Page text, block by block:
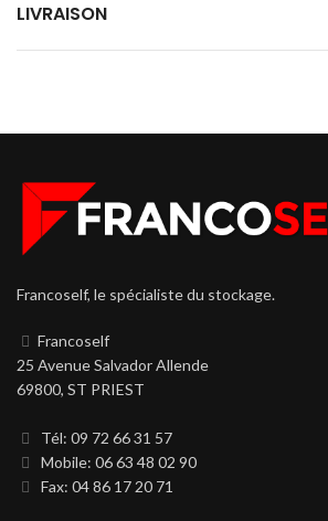
LIVRAISON
Francoself, le spécialiste du stockage.
Francoself
25 Avenue Salvador Allende
69800, ST PRIEST
Tél: 09 72 66 31 57
Mobile: 06 63 48 02 90
Fax: 04 86 17 20 71